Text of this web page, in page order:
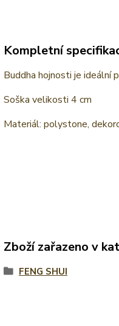
Kompletní
Buddha hojnosti je ideální
Soška velikosti 4 cm
Materiál: polystone,
Zboží zařazeno v
FENG SHUI